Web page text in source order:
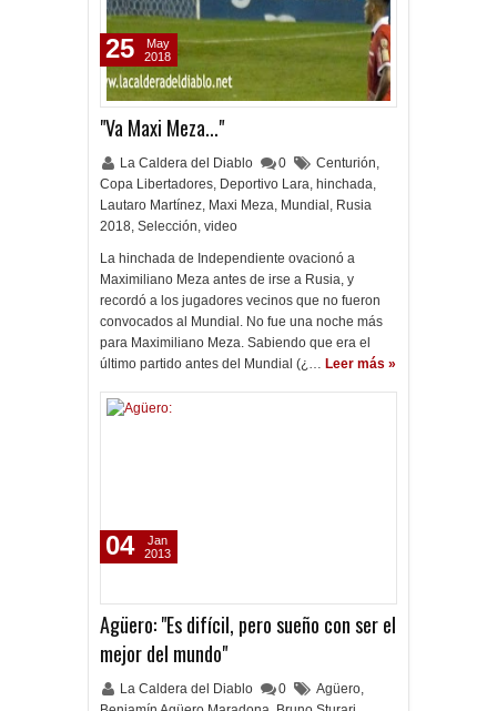
"Va Maxi Meza..."
La Caldera del Diablo 0 Centurión,
Copa Libertadores, Deportivo Lara, hinchada,
Lautaro Martínez, Maxi Meza, Mundial , Rusia
2018, Selección, video
La hinchada de Independiente ovacionó a
Maximiliano Meza antes de irse a Rusia, y
recordó a los jugadores vecinos que no fueron
convocados al Mundial. No fue una noche más
para Maximiliano Meza. Sabiendo que era el
último partido antes del Mundial (¿… Leer más »
25
May
2018
Agüero: "Es difícil, pero sueño con ser el
mejor del mundo"
La Caldera del Diablo 0 Agüero,
04
Jan
2013